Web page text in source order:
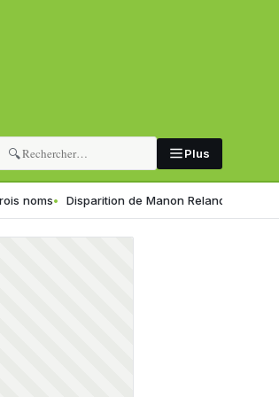
🔍 Plus
Disparition de Manon Relandeau : sa mère